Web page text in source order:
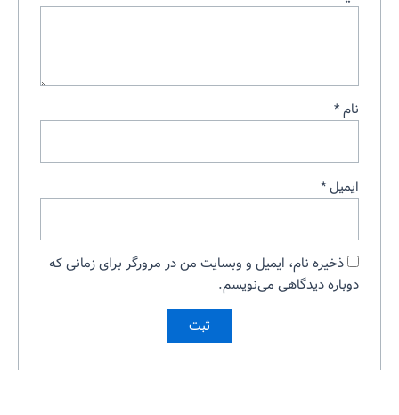
نام*
ایمیل*
ذخیره نام، ایمیل و وبسایت من در مرورگر برای زمانی که
دوباره دیدگاهی می‌نویسم.